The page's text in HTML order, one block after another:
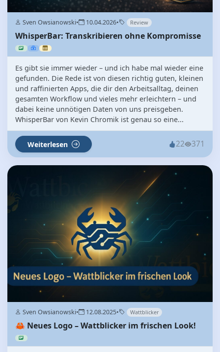
Sven Owsianowski• 10.04.2026• Review
WhisperBar: Transkribieren ohne Kompromisse
Es gibt sie immer wieder – und ich habe mal wieder eine
gefunden. Die Rede ist von diesen richtig guten, kleinen
und raffinierten Apps, die dir den Arbeitsalltag, deinen
gesamten Workflow und vieles mehr erleichtern – und
dabei keine unnötigen Daten von uns preisgeben.
WhisperBar von Kevin Chromik ist genau so eine...
Weiterlesen 22 371
Sven Owsianowski• 12.08.2025• Wattblicker
🦀 Neues Logo – Wattblicker im frischen Look!